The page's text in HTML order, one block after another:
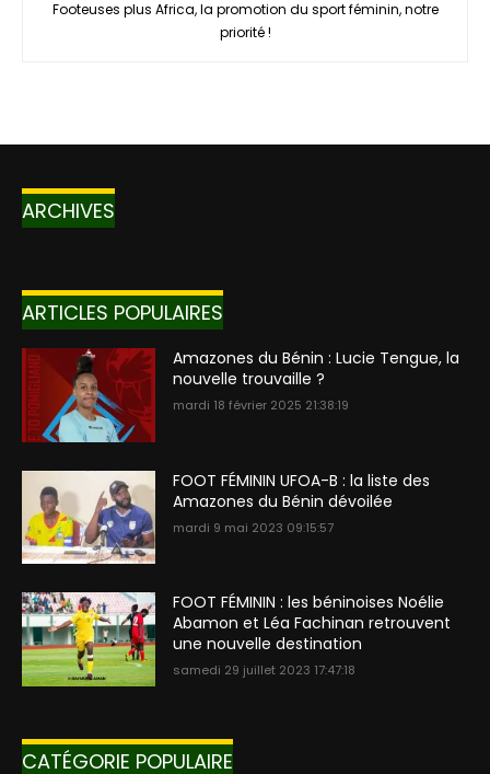
Footeuses plus Africa, la promotion du sport féminin, notre
priorité !
ARCHIVES
ARTICLES POPULAIRES
Amazones du Bénin : Lucie Tengue, la
nouvelle trouvaille ?
mardi 18 février 2025 21:38:19
FOOT FÉMININ UFOA-B : la liste des
Amazones du Bénin dévoilée
mardi 9 mai 2023 09:15:57
FOOT FÉMININ : les béninoises Noélie
Abamon et Léa Fachinan retrouvent
une nouvelle destination
samedi 29 juillet 2023 17:47:18
CATÉGORIE POPULAIRE